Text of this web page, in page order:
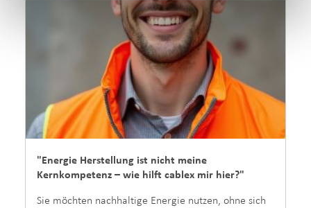
"Energie Herstellung ist nicht meine
Kernkompetenz – wie hilft cablex mir hier?"
Sie möchten nachhaltige Energie nutzen, ohne sich